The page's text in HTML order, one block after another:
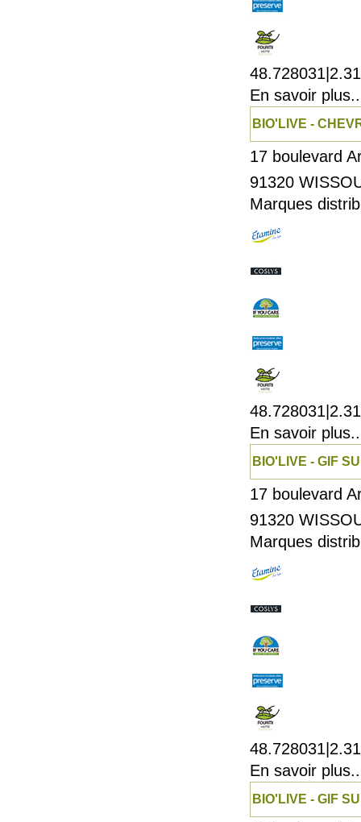
En savoir
BIO'LIVE -
17 boulevard
91320
Marques
En savoir
BIO'LIVE - GIF
17 boulevard
91320
Marques
En savoir
BIO'LIVE - GIF